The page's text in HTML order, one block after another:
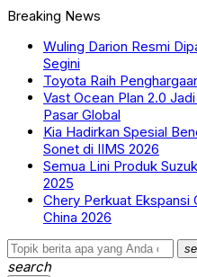
Breaking News
Wuling Darion Resmi
Segini
Toyota Raih
Vast Ocean Plan 2.0
Pasar Global
Kia Hadirkan Spesial
Sonet di IIMS 2026
Semua Lini Produk
2025
Chery Perkuat Ekspansi
China 2026
search